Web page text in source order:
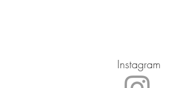
Instagram